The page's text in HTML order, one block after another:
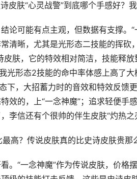
皮肤“心灵战警”到底哪个手感好？我
论可能有点主观，但数据有支撑。
清晰，尤其是光形态二技能的挥砍
皮肤，它的特效相对简洁，技能释
光形态2技能的命中率体感上高了
下，大招蓄力时的音效和特效反馈
效的，上“一念神魔”；追求轻便手
李信还有个很帅的伴生皮肤“灼热之
高？传说皮肤真的比史诗皮肤贵那
。“一念神魔”作为传说皮肤，价格